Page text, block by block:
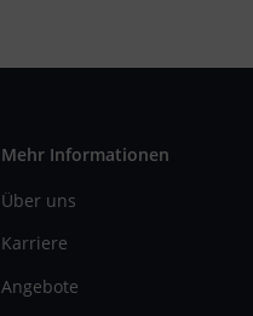
Mehr Informationen
Über uns
Karriere
Angebote